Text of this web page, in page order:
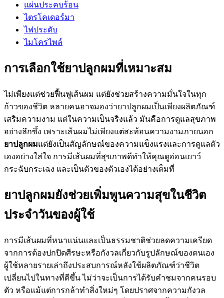
แผ่นประคบร้อน
ไตรโคเดอร์มา
ไฟประดับ
ไมโครไพล์
การเลือกใช้ยาปลูกผมที่เหมาะสม
ไม่เพียงแต่ช่วยฟื้นฟูเส้นผม แต่ยังช่วยสร้างความมั่นใจในทุก
ก้าวของชีวิต หลายคนอาจมองว่ายาปลูกผมเป็นเพียงผลิตภัณฑ์
เสริมความงาม แต่ในความเป็นจริงแล้ว มันคือการดูแลสุขภาพ
อย่างลึกซึ้ง เพราะเส้นผมไม่เพียงแต่สะท้อนความงามภายนอก
ยาปลูกผมแต่ยังเป็นสัญลักษณ์ของความแข็งแรงและการดูแลตัว
เองอย่างใส่ใจ การมีเส้นผมที่สุขภาพดีทำให้คุณดูอ่อนเยาว์
กระฉับกระเฉง และเป็นตัวของตัวเองได้อย่างเต็มที่
ยาปลูกผมยังช่วยเพิ่มพูนความสุขในชีวิต
ประจำวันของผู้ใช้
การมีเส้นผมที่หนาแน่นและเป็นธรรมชาติช่วยลดความเครียด
จากการต้องปกปิดศีรษะหรือกังวลเกี่ยวกับรูปลักษณ์ของตนเอง
ผู้ใช้หลายรายเล่าถึงประสบการณ์หลังใช้ผลิตภัณฑ์ว่าชีวิต
เปลี่ยนไปในทางที่ดีขึ้น ไม่ว่าจะเป็นการได้รับคำชมจากคนรอบ
ตัว หรือแม้แต่การกล้าทำสิ่งใหม่ๆ โดยปราศจากความกังวล